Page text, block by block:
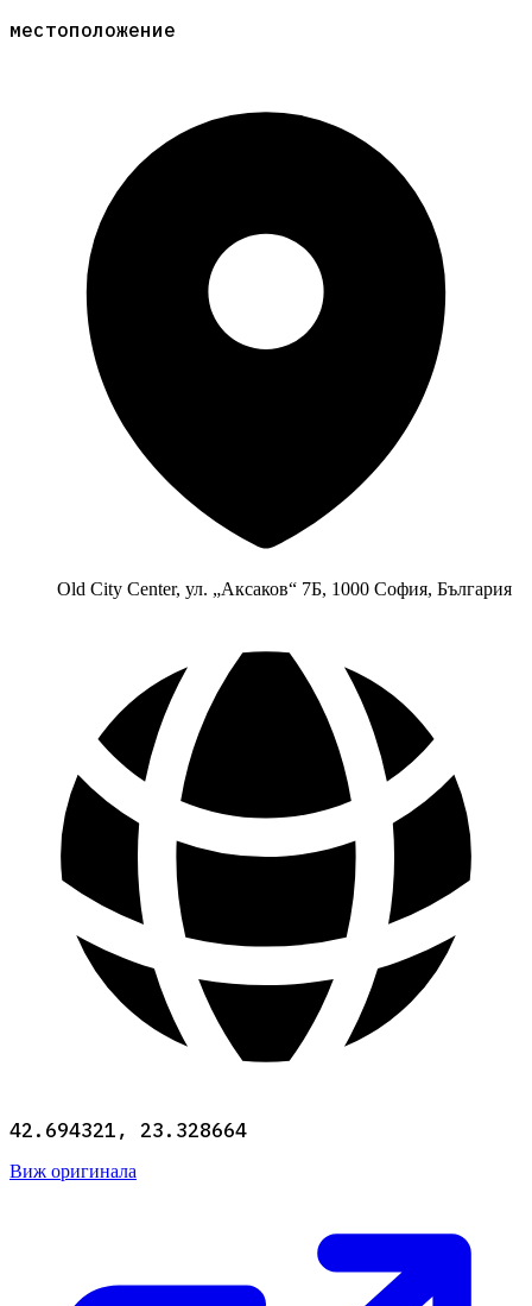
местоположение
Old City Center, ул. „Аксаков“ 7Б, 1000 София, България
42.694321, 23.328664
Виж оригинала